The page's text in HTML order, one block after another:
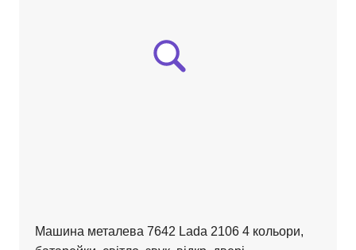
Машина металева 7642 Lada 2106 4 кольори,